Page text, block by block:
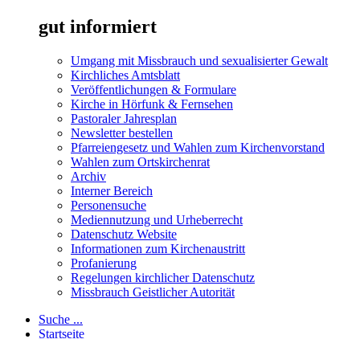
gut informiert
Umgang mit Missbrauch und sexualisierter Gewalt
Kirchliches Amtsblatt
Veröffentlichungen & Formulare
Kirche in Hörfunk & Fernsehen
Pastoraler Jahresplan
Newsletter bestellen
Pfarreiengesetz und Wahlen zum Kirchenvorstand
Wahlen zum Ortskirchenrat
Archiv
Interner Bereich
Personensuche
Mediennutzung und Urheberrecht
Datenschutz Website
Informationen zum Kirchenaustritt
Profanierung
Regelungen kirchlicher Datenschutz
Missbrauch Geistlicher Autorität
Suche ...
Startseite